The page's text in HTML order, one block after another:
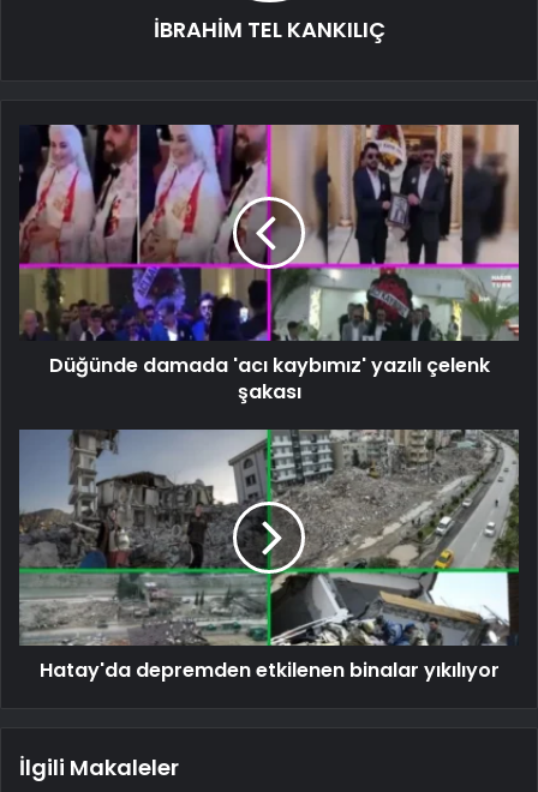
İBRAHİM TEL KANKILIÇ
Düğünde damada 'acı kaybımız' yazılı çelenk
şakası
Hatay'da depremden etkilenen binalar yıkılıyor
İlgili Makaleler